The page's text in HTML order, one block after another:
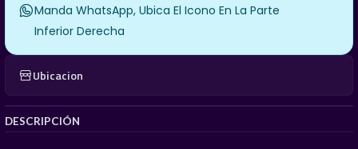
Manda WhatsApp, Ubica El Icono En La Parte
Inferior Derecha
Ubicacion
DESCRIPCIÓN